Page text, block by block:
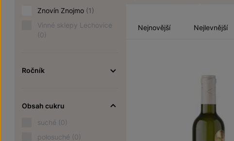
Znovín Znojmo (1)
Vinné sklepy Lechovice
(0)
Ročník
Obsah cukru
suché (0)
polosuché (0)
Nejnovější Nejlevnější